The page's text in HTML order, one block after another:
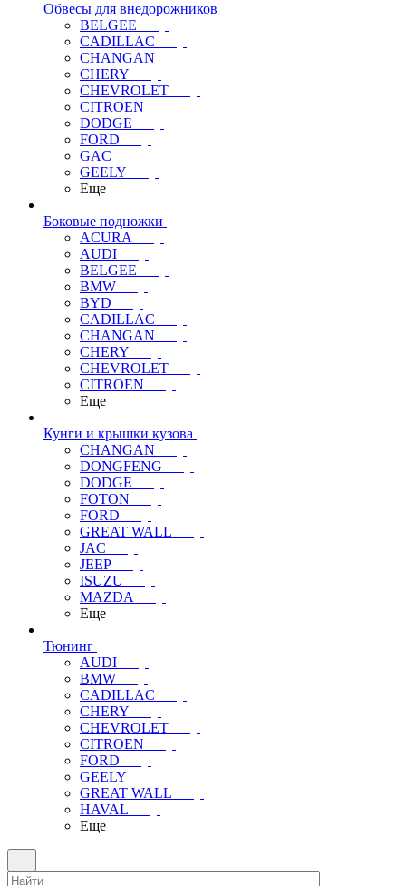
Обвесы для внедорожников
BELGEE
CADILLAC
CHANGAN
CHERY
CHEVROLET
CITROEN
DODGE
FORD
GAC
GEELY
Еще
Боковые подножки
ACURA
AUDI
BELGEE
BMW
BYD
CADILLAC
CHANGAN
CHERY
CHEVROLET
CITROEN
Еще
Кунги и крышки кузова
CHANGAN
DONGFENG
DODGE
FOTON
FORD
GREAT WALL
JAC
JEEP
ISUZU
MAZDA
Еще
Тюнинг
AUDI
BMW
CADILLAC
CHERY
CHEVROLET
CITROEN
FORD
GEELY
GREAT WALL
HAVAL
Еще